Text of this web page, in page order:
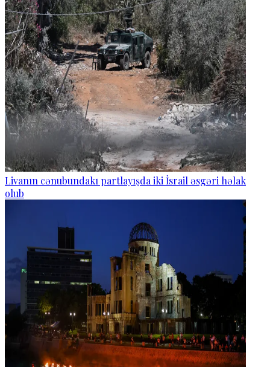
Livanın cənubundakı partlayışda iki İsrail əsgəri həlak
olub